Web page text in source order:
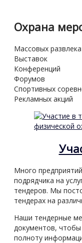
Охрана
Массовых
Выставок
Конференций
Форумов
Спортивных
Рекламных акций
Много
подрядчика на
тендеров. Мы
тендерах на
Наши тендерные
документов, чтобы
полноту